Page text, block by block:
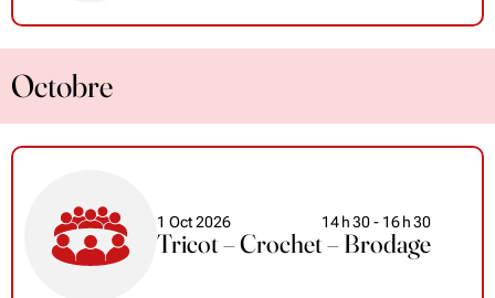
Octobre
1 Oct 2026 14h30- 16h30
Tricot – Crochet – Brodage